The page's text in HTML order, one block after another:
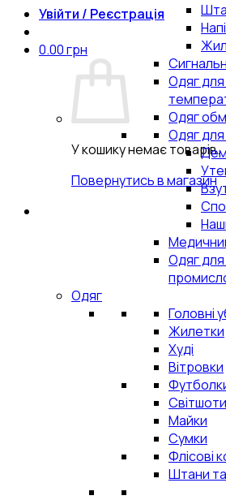
Увійти / Реєстрація
0.00грн
У кошику немає товарів.
Повернутись в магазин
Одяг для
Одяг
Одяг
Одяг
Одяг
Головні
Жилетки
Худі
Вітровки
Світшоти
Майки
Сумки
Флісові
Штани